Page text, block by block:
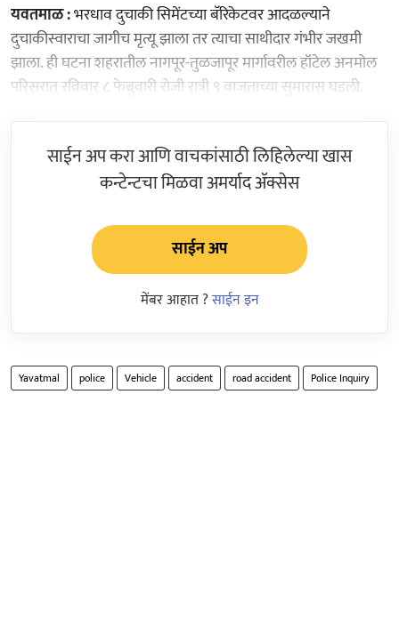
यवतमाळ :भरधाव दुचाकी सिमेंटच्या बॅरिकेटवर आदळल्याने
दुचाकीस्वाराचा जागीच मृत्यू झाला तर त्याचा साथीदार गंभीर जखमी
झाला. ही घटना शहरातील नागपूर-तुळजापूर मार्गावरील हॉटेल अनमोल
परिसरात रविवार ८ फेब्रुवारी रोजी रात्री ९ वाजताच्या सुमारास घडली.
साईन अप करा आणि वाचकांसाठी लिहिलेल्या खास
कन्टेन्टचा मिळवा अमर्याद ॲक्सेस
साईन अप
मेंबर आहात ?साईन इन
Yavatmal police Vehicle accident road accident Police Inquiry